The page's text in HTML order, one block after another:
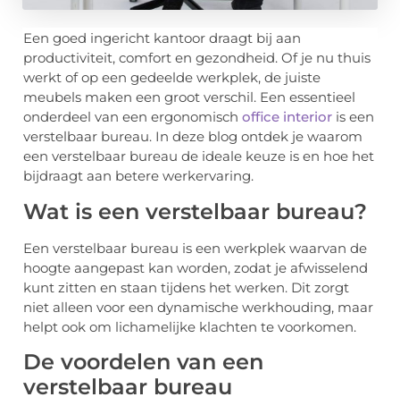
Een goed ingericht kantoor draagt bij aan
productiviteit, comfort en gezondheid. Of je nu thuis
werkt of op een gedeelde werkplek, de juiste
meubels maken een groot verschil. Een essentieel
onderdeel van een ergonomisch office interior is een
verstelbaar bureau. In deze blog ontdek je waarom
een verstelbaar bureau de ideale keuze is en hoe het
bijdraagt aan betere werkervaring.
Wat is een verstelbaar bureau?
Een verstelbaar bureau is een werkplek waarvan de
hoogte aangepast kan worden, zodat je afwisselend
kunt zitten en staan tijdens het werken. Dit zorgt
niet alleen voor een dynamische werkhouding, maar
helpt ook om lichamelijke klachten te voorkomen.
De voordelen van een
verstelbaar bureau